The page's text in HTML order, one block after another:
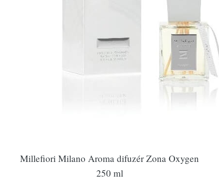
Millefiori Milano Aroma difuzér Zona Oxygen
250 ml